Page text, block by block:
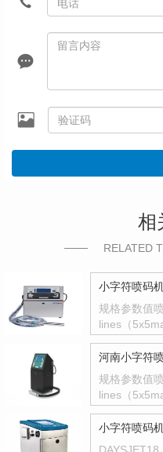
相
RELATED
小字符喷码
规格参数值
lines（
河南小字符
规格参数值
lines（
小字符喷码